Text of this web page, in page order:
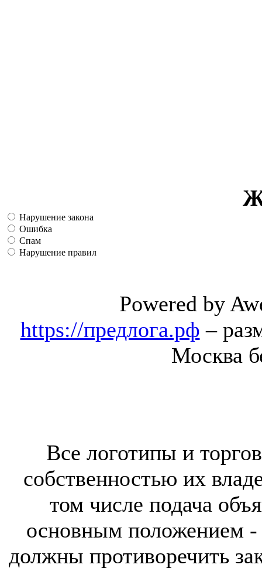
Нарушение закона
Ошибка
Спам
Нарушение правил
Powered by
https://предлога.рф –
Москва
Все логотипы и
собственностью их
том числе подача
основным положением -
должны противоречить